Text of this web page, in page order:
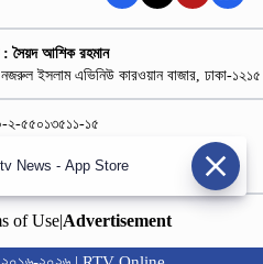
: সৈয়দ আশিক রহমান
ইসলাম এভিনিউ কারওয়ান বাজার, ঢাকা-১২১৫
২-৫৫০১৩৫১১-১৫
of Use|Advertisement
News - App Store